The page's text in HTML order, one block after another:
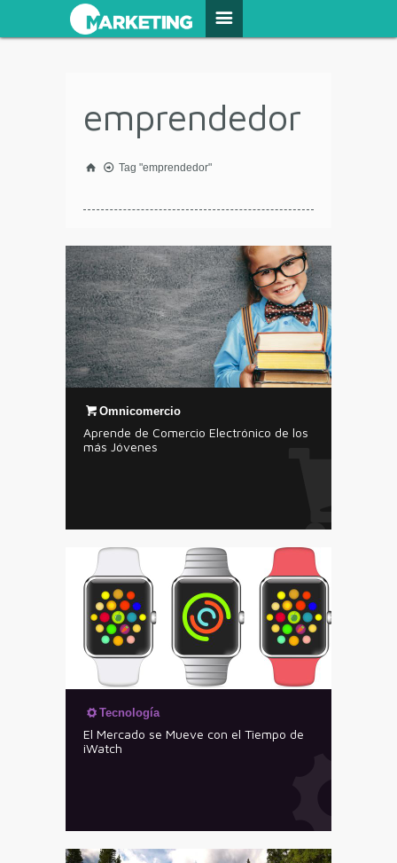
emprendedor
Tag "emprendedor"
Omnicomercio
Aprende de Comercio Electrónico de los
más Jóvenes
Tecnología
El Mercado se Mueve con el Tiempo de
iWatch